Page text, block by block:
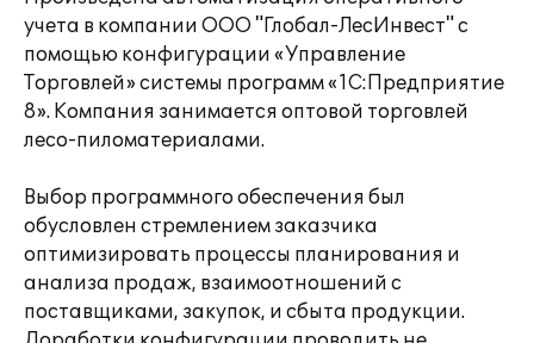
учета в компании ООО "Глобал-ЛесИнвест" с
помощью конфигурации «Управление
Торговлей» системы программ «1С:Предприятие
8». Компания занимается оптовой торговлей
лесо-пиломатериалами.
Выбор программного обеспечения был
обусловлен стремлением заказчика
оптимизировать процессы планирования и
анализа продаж, взаимоотношений с
поставщиками, закупок, и сбыта продукции.